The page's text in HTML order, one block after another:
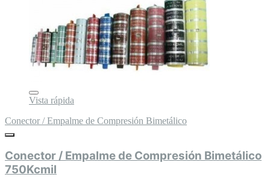
Vista rápida
Conector / Empalme de Compresión Bimetálico
Conector / Empalme de Compresión Bimetálico
750Kcmil